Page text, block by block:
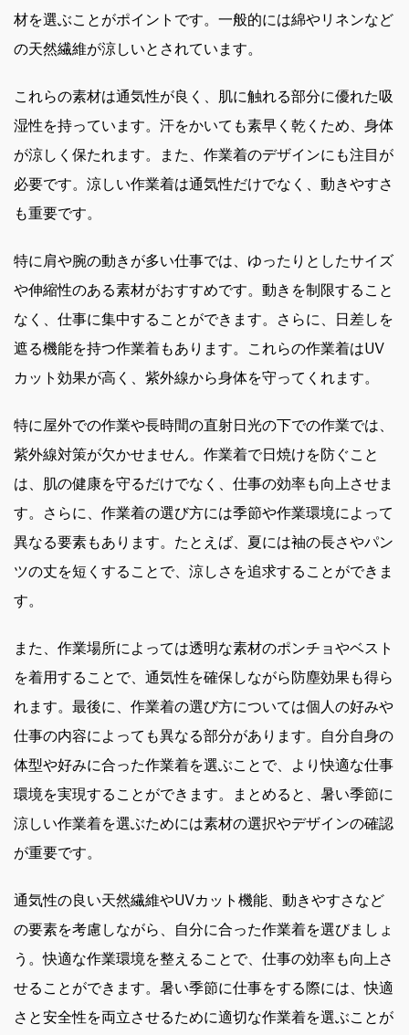
材を選ぶことがポイントです。一般的には綿やリネンなど
の天然繊維が涼しいとされています。
これらの素材は通気性が良く、肌に触れる部分に優れた吸
湿性を持っています。汗をかいても素早く乾くため、身体
が涼しく保たれます。また、作業着のデザインにも注目が
必要です。涼しい作業着は通気性だけでなく、動きやすさ
も重要です。
特に肩や腕の動きが多い仕事では、ゆったりとしたサイズ
や伸縮性のある素材がおすすめです。動きを制限すること
なく、仕事に集中することができます。さらに、日差しを
遮る機能を持つ作業着もあります。これらの作業着はUV
カット効果が高く、紫外線から身体を守ってくれます。
特に屋外での作業や長時間の直射日光の下での作業では、
紫外線対策が欠かせません。作業着で日焼けを防ぐこと
は、肌の健康を守るだけでなく、仕事の効率も向上させま
す。さらに、作業着の選び方には季節や作業環境によって
異なる要素もあります。たとえば、夏には袖の長さやパン
ツの丈を短くすることで、涼しさを追求することができま
す。
また、作業場所によっては透明な素材のポンチョやベスト
を着用することで、通気性を確保しながら防塵効果も得ら
れます。最後に、作業着の選び方については個人の好みや
仕事の内容によっても異なる部分があります。自分自身の
体型や好みに合った作業着を選ぶことで、より快適な仕事
環境を実現することができます。まとめると、暑い季節に
涼しい作業着を選ぶためには素材の選択やデザインの確認
が重要です。
通気性の良い天然繊維やUVカット機能、動きやすさなど
の要素を考慮しながら、自分に合った作業着を選びましょ
う。快適な作業環境を整えることで、仕事の効率も向上さ
せることができます。暑い季節に仕事をする際には、快適
さと安全性を両立させるために適切な作業着を選ぶことが